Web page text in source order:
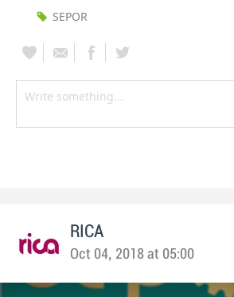
SEPOR
RICA
Oct 04, 2018 at 05:00